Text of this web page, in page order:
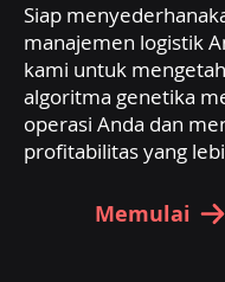
Siap
manajemen logistik
kami untuk
algoritma genetika
operasi Anda dan
profitabilitas yang
Memulai